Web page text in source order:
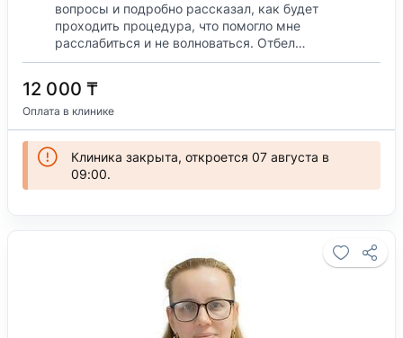
вопросы и подробно рассказал, как будет
проходить процедура, что помогло мне
расслабиться и не волноваться. Отбел…
12 000 ₸
Оплата в клинике
Клиника закрыта, откроется 07 августа в
09:00.